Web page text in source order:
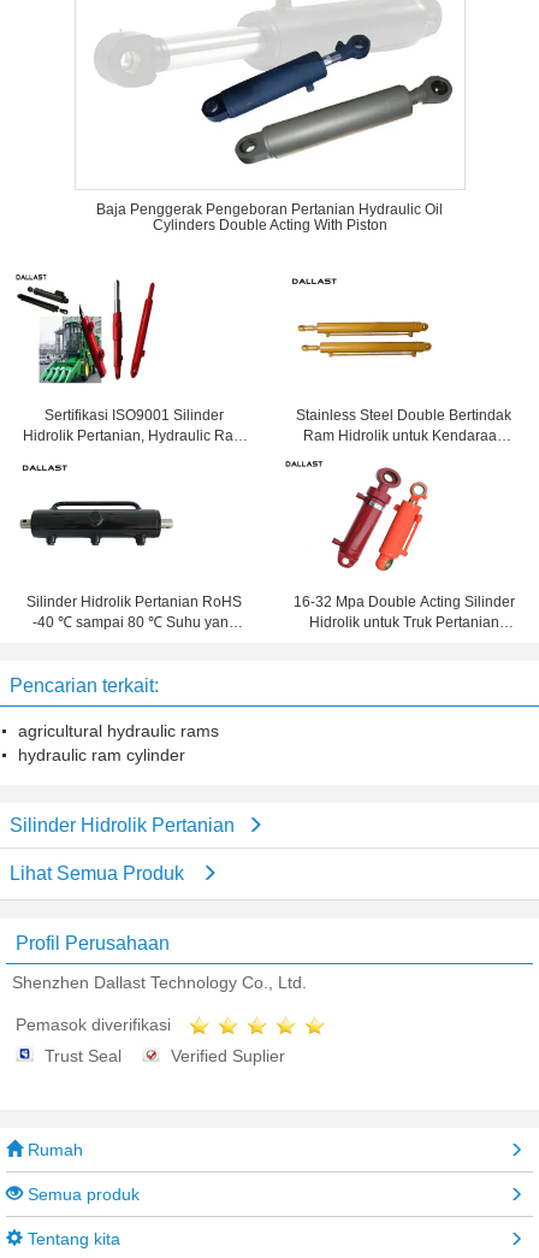
Baja Penggerak Pengeboran Pertanian Hydraulic Oil
Cylinders Double Acting With Piston
Sertifikasi ISO9001 Silinder
Hidrolik Pertanian, Hydraulic Ram
Stainless Steel Double Bertindak
Ram Hidrolik untuk Kendaraan
Silinder Hidrolik Pertanian RoHS
-40 ℃ sampai 80 ℃ Suhu yang
16-32 Mpa Double Acting Silinder
Hidrolik untuk Truk Pertanian
Pencarian terkait:
agricultural hydraulic rams
hydraulic ram cylinder
Silinder Hidrolik Pertanian
Lihat Semua Produk
Profil Perusahaan
Shenzhen Dallast Technology Co., Ltd.
Pemasok diverifikasi
Trust Seal
Verified Suplier
Rumah
Semua produk
Tentang kita